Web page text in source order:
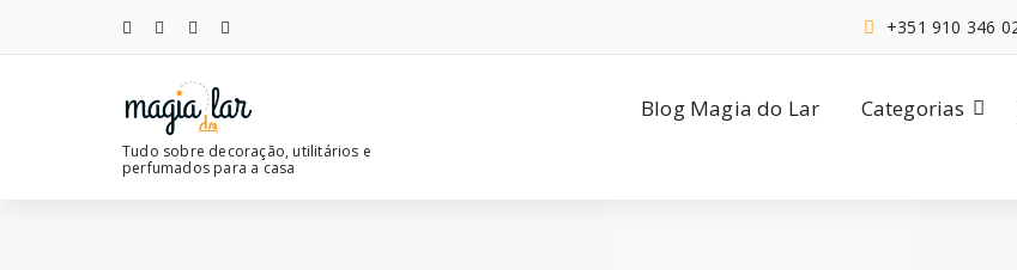
o
+351 910 346
Tudo sobre decoração, utilitários e
perfumados para a casa
Blog Magia do Lar Categorias